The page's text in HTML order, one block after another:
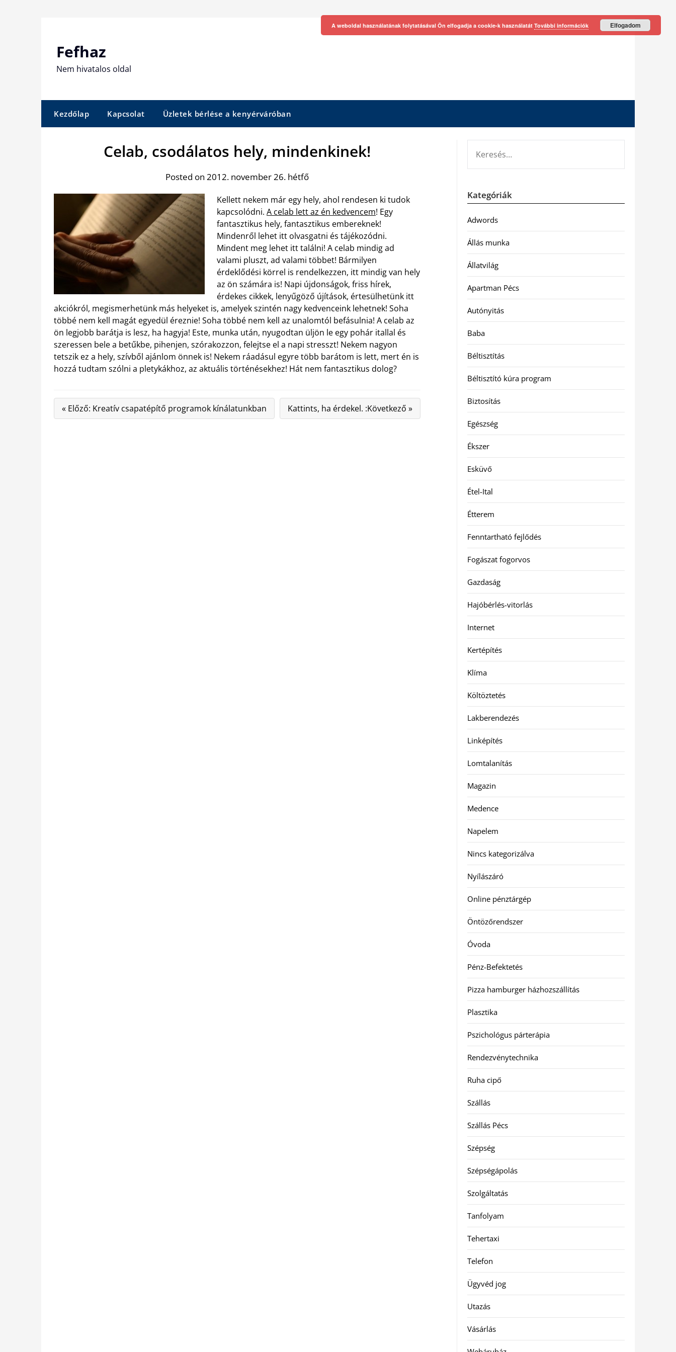
Fefhaz
Nem hivatalos oldal
Kezdőlap Kapcsolat Üzletek bérlése a kenyérváróban
Celab, csodálatos hely, mindenkinek!
Posted on 2012. november 26. hétfő
Kellett nekem már egy hely, ahol rendesen ki tudok
kapcsolódni. A celab lett az én kedvencem! Egy
fantasztikus hely, fantasztikus embereknek!
Mindenről lehet itt olvasgatni és tájékozódni.
Mindent meg lehet itt találni! A celab mindig ad
valami pluszt, ad valami többet! Bármilyen
érdeklődési körrel is rendelkezzen, itt mindig van hely
az ön számára is! Napi újdonságok, friss hírek,
érdekes cikkek, lenyűgöző újítások, értesülhetünk itt
akciókról, megismerhetünk más helyeket is, amelyek szintén nagy kedvenceink lehetnek! Soha
többé nem kell magát egyedül éreznie! Soha többé nem kell az unalomtól befásulnia! A celab az
ön legjobb barátja is lesz, ha hagyja! Este, munka után, nyugodtan üljön le egy pohár itallal és
szeressen bele a betűkbe, pihenjen, szórakozzon, felejtse el a napi stresszt! Nekem nagyon
tetszik ez a hely, szívből ajánlom önnek is! Nekem ráadásul egyre több barátom is lett, mert én is
hozzá tudtam szólni a pletykákhoz, az aktuális történésekhez! Hát nem fantasztikus dolog?
« Előző: Kreatív csapatépítő programok kínálatunkban Kattints, ha érdekel. :Következő »
Kategóriák
Adwords
Állás munka
Állatvilág
Apartman Pécs
Autónyitás
Baba
Béltisztítás
Béltisztító kúra program
Biztosítás
Egészség
Ékszer
Esküvő
Étel-Ital
Étterem
Fenntartható fejlődés
Fogászat fogorvos
Gazdaság
Hajóbérlés-vitorlás
Internet
Kertépítés
Klíma
Költöztetés
Lakberendezés
Linképítés
Lomtalanítás
Magazin
Medence
Napelem
Nincs kategorizálva
Nyílászáró
Online pénztárgép
Öntözőrendszer
Óvoda
Pénz-Befektetés
Pizza hamburger házhozszállítás
Plasztika
Pszichológus párterápia
Rendezvénytechnika
Ruha cipő
Szállás
Szállás Pécs
Szépség
Szépségápolás
Szolgáltatás
Tanfolyam
Tehertaxi
Telefon
Ügyvéd jog
Utazás
Vásárlás
A weboldal használatának folytatásával Ön elfogadja a cookie-k használatát További információk Elfogadom